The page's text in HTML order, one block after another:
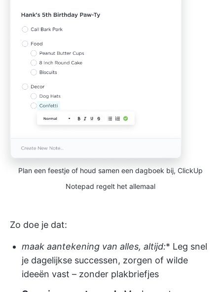
Plan een feestje of houd samen een dagboek bij, ClickUp
Notepad regelt het allemaal
Zo doe je dat:
maak aantekening van alles, altijd:* Leg snel
je dagelijkse successen, zorgen of wilde
ideeën vast – zonder plakbriefjes